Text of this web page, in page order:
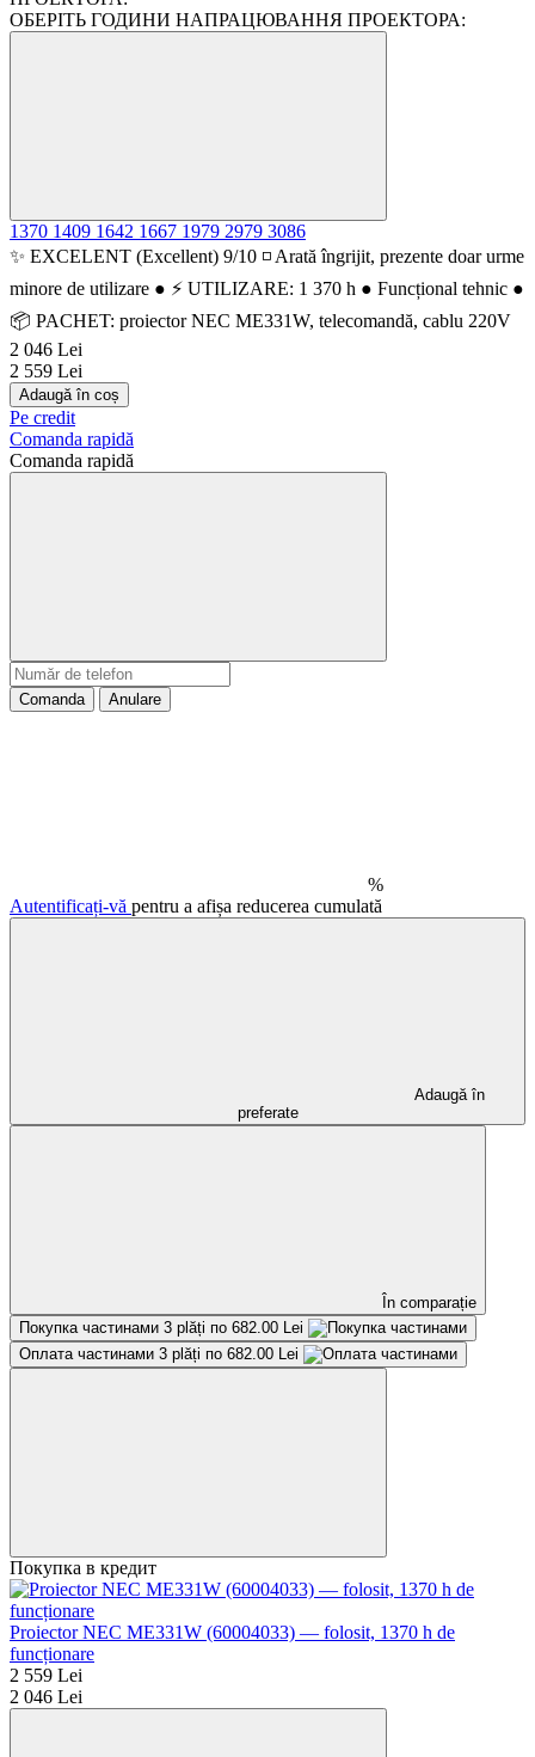
ОБЕРІТЬ ГОДИНИ НАПРАЦЮВАННЯ ПРОЕКТОРА:
1370 1409 1642 1667 1979 2979 3086
✨ EXCELENT (Excellent) 9/10 ◽ Arată îngrijit, prezente doar urme
minore de utilizare ● ⚡ UTILIZARE: 1 370 h ● Funcțional tehnic ●
📦 PACHET: proiector NEC ME331W, telecomandă, cablu 220V
2 046 Lei
2 559 Lei
Adaugă în coș
Pe credit
Comanda rapidă
Comanda rapidă
Comanda Anulare
%
Autentificați-vă pentru a afișa reducerea cumulată
Adaugă în
preferate
În comparație
Покупка частинами 3 plăți по 682.00 Lei
Оплата частинами 3 plăți по 682.00 Lei
Покупка в кредит
Proiector NEC ME331W (60004033) — folosit, 1370 h de
funcționare
2 559 Lei
2 046 Lei